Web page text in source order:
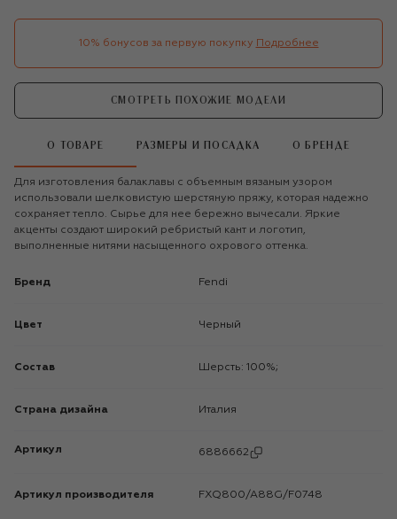
10% бонусов за первую покупку Подробнее
СМОТРЕТЬ ПОХОЖИЕ МОДЕЛИ
О ТОВАРЕ РАЗМЕРЫ И ПОСАДКА О БРЕНДЕ
Для изготовления балаклавы с объемным вязаным узором
использовали шелковистую шерстяную пряжу, которая надежно
сохраняет тепло. Сырье для нее бережно вычесали. Яркие
акценты создают широкий ребристый кант и логотип,
выполненные нитями насыщенного охрового оттенка.
Бренд Fendi
Цвет Черный
Состав Шерсть: 100%;
Страна дизайна Италия
Артикул 6886662
Артикул производителя FXQ800/A88G/F0748